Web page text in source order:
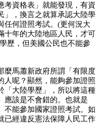
考資格表」就能發現，有資
」，換言之就算承認大陸學
任何證照考試。(更何況大
十年的大陸地區人民，才可
歷，但美國公民也不能參
麼馬蕭新政府所謂「有限度
人呢？顯然，能夠參加證照
「大陸學歷」，所以將這種
應該是不會錯的。也就是
不能參加國家證照考試。如
已經違反憲法保障人民工作